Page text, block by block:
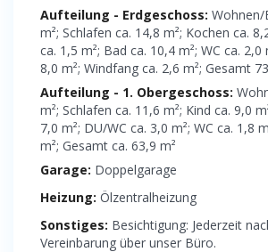
Aufteilung - Erdgeschoss: Wohnen/
m²; Schlafen ca. 14,8 m²; Kochen ca.
ca. 1,5 m²; Bad ca. 10,4 m²; WC ca. 2,0
8,0 m²; Windfang ca. 2,6 m²; Gesamt
Aufteilung - 1. Obergeschoss:
m²; Schlafen ca. 11,6 m²; Kind ca. 9,0
7,0 m²; DU/WC ca. 3,0 m²; WC ca. 1,8
m²; Gesamt ca. 63,9 m²
Garage: Doppelgarage
Heizung: Ölzentralheizung
Sonstiges: Besichtigung: Jederzeit
Vereinbarung über unser Büro.